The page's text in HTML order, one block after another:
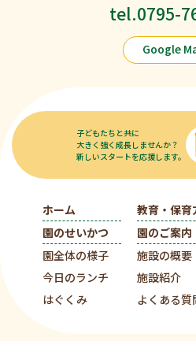
tel.0795-
Google
子どもたちと共に
大きく強く成長しませんか？
新しいスタートを応援します。
ホーム
園のせいかつ
園全体の様子
今日のランチ
はぐくみ
教育・保育
園のご案内
施設の概要
施設紹介
よくある質